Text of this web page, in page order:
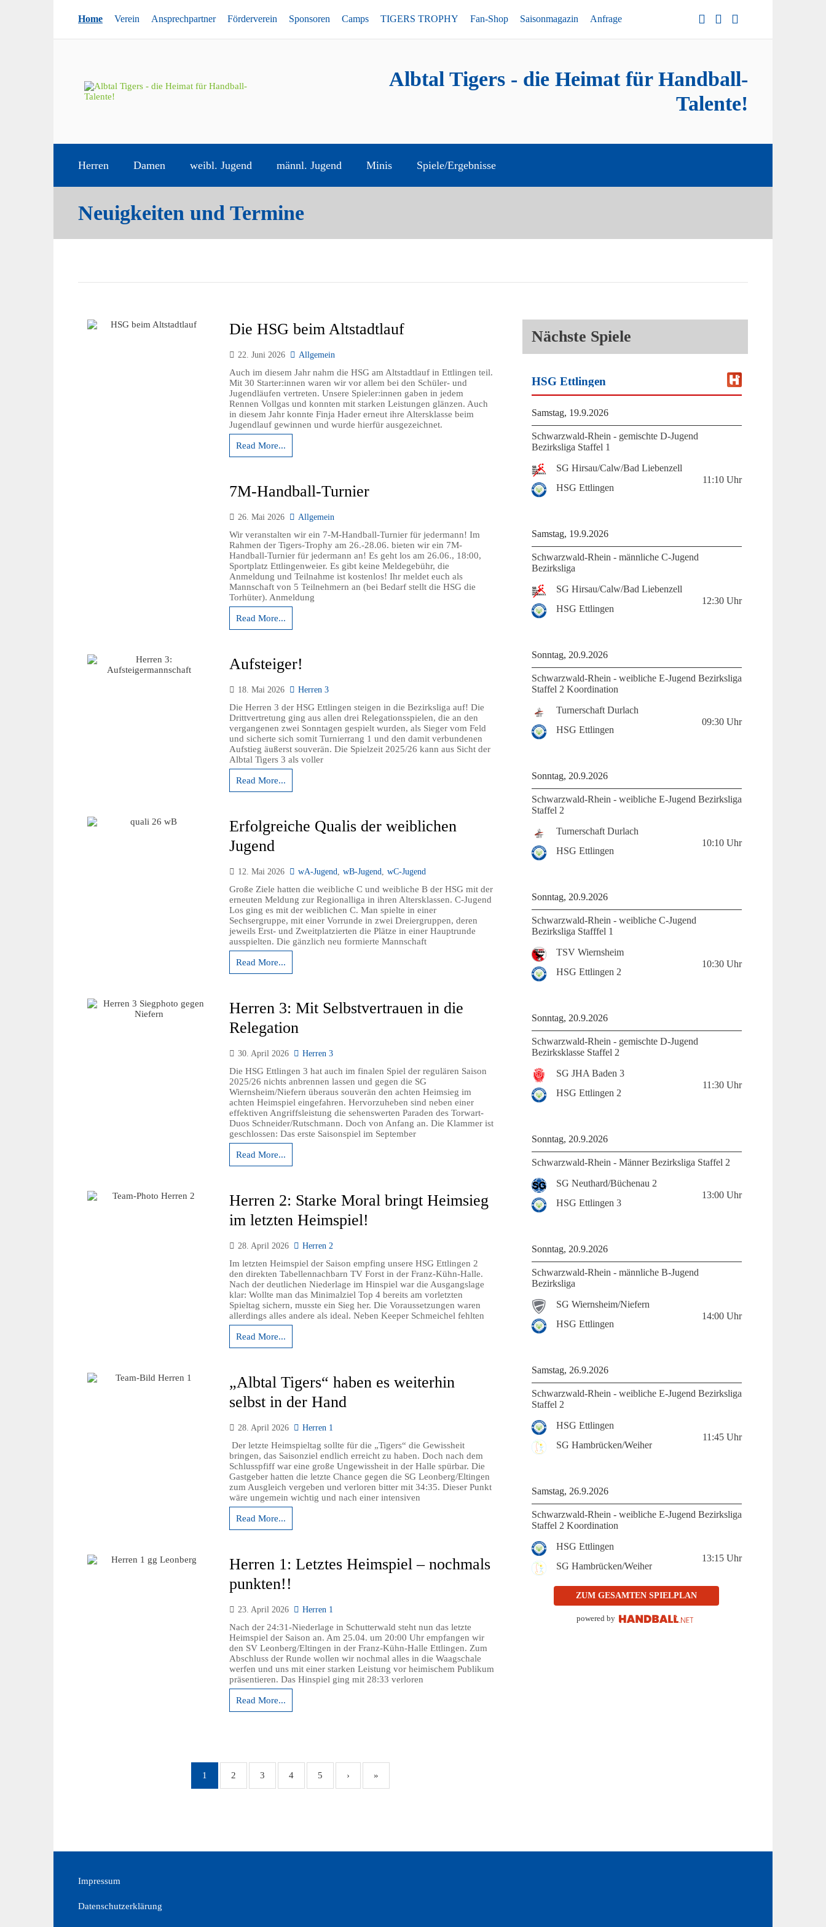
Home Verein Ansprechpartner Förderverein Sponsoren Camps TIGERS TROPHY Fan-Shop Saisonmagazin Anfrage
Albtal Tigers - die Heimat für Handball-
Talente!
Herren Damen weibl. Jugend männl. Jugend Minis Spiele/Ergebnisse
Neuigkeiten und Termine
Die HSG beim Altstadtlauf
22. Juni 2026
Allgemein
Auch im diesem Jahr nahm die HSG am Altstadtlauf in Ettlingen teil.
Mit 30 Starter:innen waren wir vor allem bei den Schüler- und
Jugendläufen vertreten. Unsere Spieler:innen gaben in jedem
Rennen Vollgas und konnten mit starken Leistungen glänzen. Auch
in diesem Jahr konnte Finja Hader erneut ihre Altersklasse beim
Jugendlauf gewinnen und wurde hierfür ausgezeichnet.
Read More...
7M-Handball-Turnier
26. Mai 2026
Allgemein
Wir veranstalten wir ein 7-M-Handball-Turnier für jedermann! Im
Rahmen der Tigers-Trophy am 26.-28.06. bieten wir ein 7M-
Handball-Turnier für jedermann an! Es geht los am 26.06., 18:00,
Sportplatz Ettlingenweier. Es gibt keine Meldegebühr, die
Anmeldung und Teilnahme ist kostenlos! Ihr meldet euch als
Mannschaft von 5 Teilnehmern an (bei Bedarf stellt die HSG die
Torhüter). Anmeldung
Read More...
Aufsteiger!
18. Mai 2026
Herren 3
Die Herren 3 der HSG Ettlingen steigen in die Bezirksliga auf! Die
Drittvertretung ging aus allen drei Relegationsspielen, die an den
vergangenen zwei Sonntagen gespielt wurden, als Sieger vom Feld
und sicherte sich somit Turnierrang 1 und den damit verbundenen
Aufstieg äußerst souverän. Die Spielzeit 2025/26 kann aus Sicht der
Albtal Tigers 3 als voller
Read More...
Erfolgreiche Qualis der weiblichen
Jugend
12. Mai 2026 wA-Jugend wB-Jugend
wC-Jugend
Große Ziele hatten die weibliche C und weibliche B der HSG mit der
erneuten Meldung zur Regionalliga in ihren Altersklassen. C-Jugend
Los ging es mit der weiblichen C. Man spielte in einer
Sechsergruppe, mit einer Vorrunde in zwei Dreiergruppen, deren
jeweils Erst- und Zweitplatzierten die Plätze in einer Hauptrunde
ausspielten. Die gänzlich neu formierte Mannschaft
Read More...
Herren 3: Mit Selbstvertrauen in die
Relegation
30. April 2026
Herren 3
Die HSG Ettlingen 3 hat auch im finalen Spiel der regulären Saison
2025/26 nichts anbrennen lassen und gegen die SG
Wiernsheim/Niefern überaus souverän den achten Heimsieg im
achten Heimspiel eingefahren. Hervorzuheben sind neben einer
effektiven Angriffsleistung die sehenswerten Paraden des Torwart-
Duos Schneider/Rutschmann. Doch von Anfang an. Die Klammer ist
geschlossen: Das erste Saisonspiel im September
Read More...
Herren 2: Starke Moral bringt Heimsieg
im letzten Heimspiel!
28. April 2026
Herren 2
Im letzten Heimspiel der Saison empfing unsere HSG Ettlingen 2
den direkten Tabellennachbarn TV Forst in der Franz-Kühn-Halle.
Nach der deutlichen Niederlage im Hinspiel war die Ausgangslage
klar: Wollte man das Minimalziel Top 4 bereits am vorletzten
Spieltag sichern, musste ein Sieg her. Die Voraussetzungen waren
allerdings alles andere als ideal. Neben Keeper Schmeichel fehlten
Read More...
„Albtal Tigers“ haben es weiterhin
selbst in der Hand
28. April 2026
Herren 1
Der letzte Heimspieltag sollte für die „Tigers“ die Gewissheit
bringen, das Saisonziel endlich erreicht zu haben. Doch nach dem
Schlusspfiff war eine große Ungewissheit in der Halle spürbar. Die
Gastgeber hatten die letzte Chance gegen die SG Leonberg/Eltingen
zum Ausgleich vergeben und verloren bitter mit 34:35. Dieser Punkt
wäre ungemein wichtig und nach einer intensiven
Read More...
Herren 1: Letztes Heimspiel – nochmals
punkten!!
23. April 2026
Herren 1
Nach der 24:31-Niederlage in Schutterwald steht nun das letzte
Heimspiel der Saison an. Am 25.04. um 20:00 Uhr empfangen wir
den SV Leonberg/Eltingen in der Franz-Kühn-Halle Ettlingen. Zum
Abschluss der Runde wollen wir nochmal alles in die Waagschale
werfen und uns mit einer starken Leistung vor heimischem Publikum
präsentieren. Das Hinspiel ging mit 28:33 verloren
Read More...
1 2 3 4 5 › »
Nächste Spiele
HSG Ettlingen
Samstag, 19.9.2026
Schwarzwald-Rhein - gemischte D-Jugend
Bezirksliga Staffel 1
SG Hirsau/Calw/Bad Liebenzell
HSG Ettlingen
11:10 Uhr
Samstag, 19.9.2026
Schwarzwald-Rhein - männliche C-Jugend
Bezirksliga
SG Hirsau/Calw/Bad Liebenzell
HSG Ettlingen
12:30 Uhr
Sonntag, 20.9.2026
Schwarzwald-Rhein - weibliche E-Jugend Bezirksliga
Staffel 2 Koordination
Turnerschaft Durlach
HSG Ettlingen
09:30 Uhr
Sonntag, 20.9.2026
Schwarzwald-Rhein - weibliche E-Jugend Bezirksliga
Staffel 2
Turnerschaft Durlach
HSG Ettlingen
10:10 Uhr
Sonntag, 20.9.2026
Schwarzwald-Rhein - weibliche C-Jugend
Bezirksliga Stafffel 1
TSV Wiernsheim
HSG Ettlingen 2
10:30 Uhr
Sonntag, 20.9.2026
Schwarzwald-Rhein - gemischte D-Jugend
Bezirksklasse Staffel 2
SG JHA Baden 3
HSG Ettlingen 2
11:30 Uhr
Sonntag, 20.9.2026
Schwarzwald-Rhein - Männer Bezirksliga Staffel 2
SG Neuthard/Büchenau 2
HSG Ettlingen 3
13:00 Uhr
Sonntag, 20.9.2026
Schwarzwald-Rhein - männliche B-Jugend
Bezirksliga
SG Wiernsheim/Niefern
HSG Ettlingen
14:00 Uhr
Samstag, 26.9.2026
Schwarzwald-Rhein - weibliche E-Jugend Bezirksliga
Staffel 2
HSG Ettlingen
SG Hambrücken/Weiher
11:45 Uhr
Samstag, 26.9.2026
Schwarzwald-Rhein - weibliche E-Jugend Bezirksliga
Staffel 2 Koordination
HSG Ettlingen
SG Hambrücken/Weiher
13:15 Uhr
ZUM GESAMTEN SPIELPLAN
powered by
Impressum
Datenschutzerklärung